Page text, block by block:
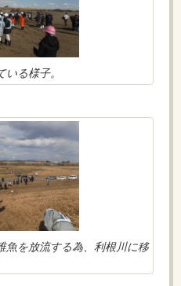
る様子。
魚を放流する為、利根川に移